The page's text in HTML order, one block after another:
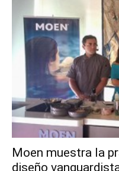
Moen muestra la
diseño